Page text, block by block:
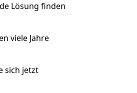
Lösung finden
viele Jahre
sich jetzt